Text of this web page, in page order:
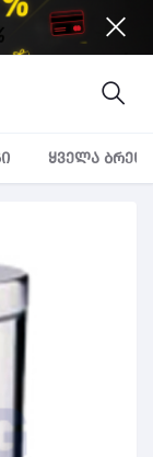
ყველა